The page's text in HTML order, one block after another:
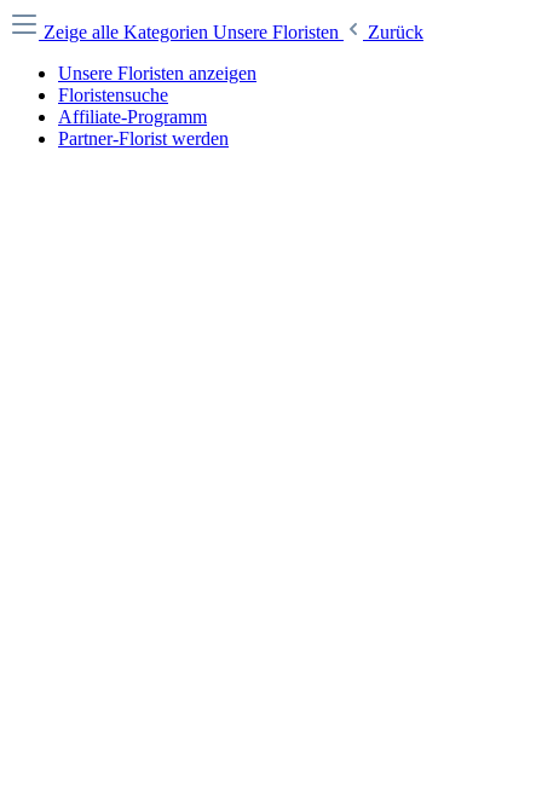
Zeige alle Kategorien Unsere Floristen
Zurück
Unsere Floristen anzeigen
Floristensuche
Affiliate-Programm
Partner-Florist werden